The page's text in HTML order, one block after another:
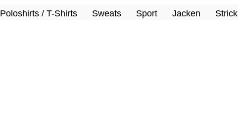
Poloshirts / T-Shirts Sweats Sport Jacken Strick